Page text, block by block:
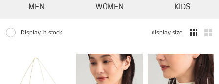
MEN WOMEN KIDS
Display In stock display size